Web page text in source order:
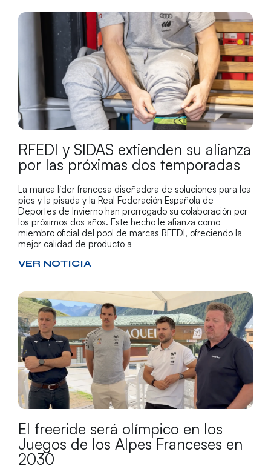
RFEDI y SIDAS extienden su alianza
por las próximas dos temporadas
La marca líder francesa diseñadora de soluciones para los
pies y la pisada y la Real Federación Española de
Deportes de Invierno han prorrogado su colaboración por
los próximos dos años. Este hecho le afianza como
miembro oficial del pool de marcas RFEDI, ofreciendo la
mejor calidad de producto a
VER NOTICIA
El freeride será olímpico en los
Juegos de los Alpes Franceses en
2030